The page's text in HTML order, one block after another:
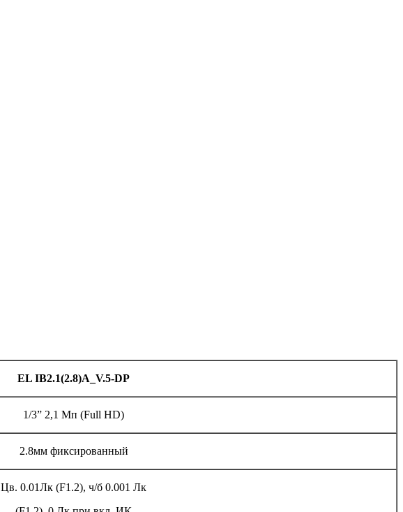
EL IB2.1(2.8)A_V.5-DP
1/3” 2,1 Мп (Full HD)
2.8мм фиксированный
Цв. 0.01Лк (F1.2), ч/б 0.001 Лк